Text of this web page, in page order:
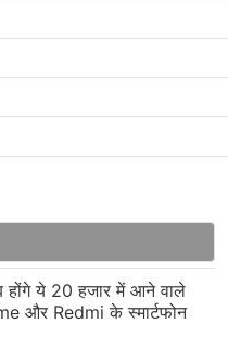
होंगे ये 20 हजार में आने वाले
और Redmi के स्मार्टफोन